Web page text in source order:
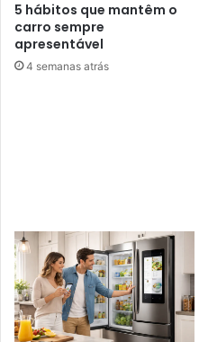
5 hábitos que mantêm o
carro sempre
apresentável
4 semanas atrás